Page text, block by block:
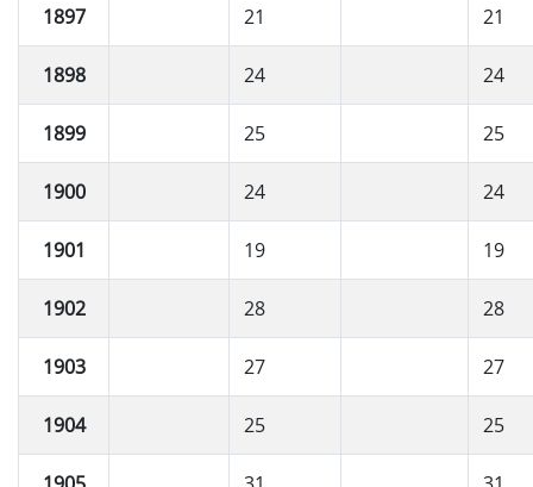
1897 21 21
1898 24 24
1899 25 25
1900 24 24
1901 19 19
1902 28 28
1903 27 27
1904 25 25